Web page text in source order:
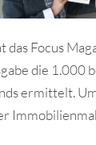
das Focus
die 1.000
ermittelt.